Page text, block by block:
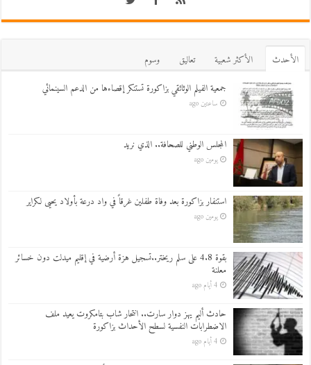
اﻷحدث اﻷكثر شعبية تعاليق
وسوم
جمعية الفيلم الوثائقي بزاكورة تستنكر إقصاءها من الدعم السينمائي
ساعتين ago
المجلس الوطني للصحافة.. الذي نريد
يومين ago
استنفار بزاكورة بعد وفاة طفلين غرقاً في واد درعة بأولاد يحيى لكراير
يومين ago
بقوة 4.8 على سلم ريختر..تسجيل هزة أرضية في إقليم ميدلت دون خسائر
معلنة
4 أيام ago
حادث أليم يهز دوار سارت.. انتحار شاب بتامكروت يعيد ملف
الاضطرابات النفسية لسطح الأحداث بزاكورة
4 أيام ago